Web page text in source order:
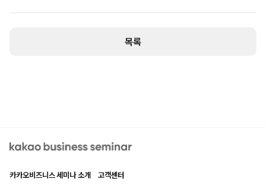
목록
kakao business seminar
카카오비즈니스 세미나 소개 고객센터